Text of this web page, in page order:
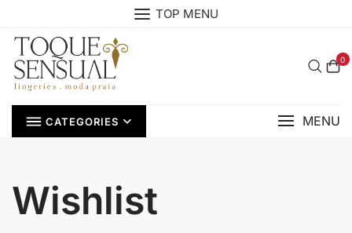
content
TOP MENU
0
CATEGORIES MENU
Wishlist